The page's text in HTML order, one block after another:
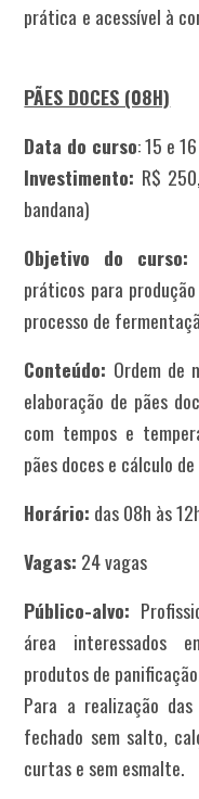
prática e acessível à
PÃES DOCES (08H)
Data do curso: 15 e
Investimento: R$
bandana)
Objetivo do curso:
práticos para
processo de
Conteúdo: Ordem de
elaboração de pães
com tempos e
pães doces e cálculo
Horário: das 08h às
Vagas: 24 vagas
Público-alvo:
área interessados
produtos de
Para a realização
fechado sem salto,
curtas e sem esmalte.